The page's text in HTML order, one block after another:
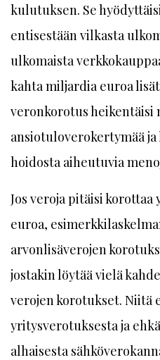
kulutuksen. Se
entisestään vilkasta
ulkomaista
kahta miljardia euroa
veronkorotus heikentäisi
ansiotuloverokertymää
hoidosta aiheutuvia
Jos veroja pitäisi
euroa,
arvonlisäverojen
jostakin löytää vielä
verojen korotukset. Niitä
yritysverotuksesta ja
alhaisesta